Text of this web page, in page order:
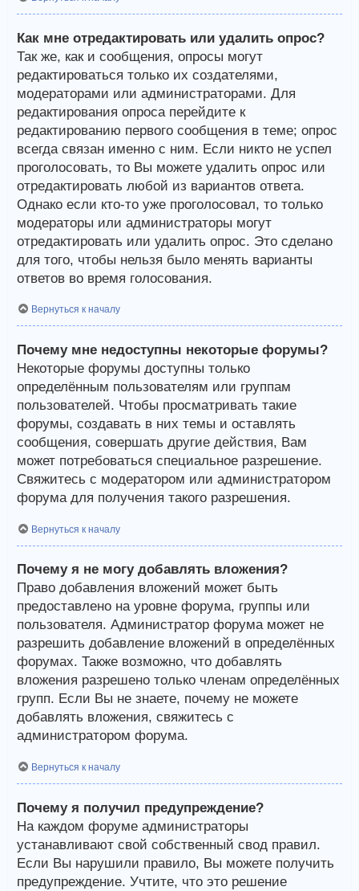
Как мне отредактировать или удалить опрос?
Так же, как и сообщения, опросы могут
редактироваться только их создателями,
модераторами или администраторами. Для
редактирования опроса перейдите к
редактированию первого сообщения в теме; опрос
всегда связан именно с ним. Если никто не успел
проголосовать, то Вы можете удалить опрос или
отредактировать любой из вариантов ответа.
Однако если кто-то уже проголосовал, то только
модераторы или администраторы могут
отредактировать или удалить опрос. Это сделано
для того, чтобы нельзя было менять варианты
ответов во время голосования.
Вернуться к началу
Почему мне недоступны некоторые форумы?
Некоторые форумы доступны только
определённым пользователям или группам
пользователей. Чтобы просматривать такие
форумы, создавать в них темы и оставлять
сообщения, совершать другие действия, Вам
может потребоваться специальное разрешение.
Свяжитесь с модератором или администратором
форума для получения такого разрешения.
Вернуться к началу
Почему я не могу добавлять вложения?
Право добавления вложений может быть
предоставлено на уровне форума, группы или
пользователя. Администратор форума может не
разрешить добавление вложений в определённых
форумах. Также возможно, что добавлять
вложения разрешено только членам определённых
групп. Если Вы не знаете, почему не можете
добавлять вложения, свяжитесь с
администратором форума.
Вернуться к началу
Почему я получил предупреждение?
На каждом форуме администраторы
устанавливают свой собственный свод правил.
Если Вы нарушили правило, Вы можете получить
предупреждение. Учтите, что это решение